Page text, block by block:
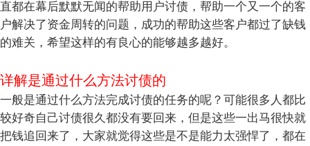
直都在幕后默默无闻的帮助用户讨债，帮助一个又一个的客
户解决了资金周转的问题，成功的帮助这些客户都过了缺钱
的难关，希望这样的有良心的能够越多越好。
详解是通过什么方法讨债的
一般是通过什么方法完成讨债的任务的呢？可能很多人都比
较好奇自己讨债很久都没有要回来，但是这些一出马很快就
把钱追回来了，大家就觉得这些是不是能力太强悍了，都在